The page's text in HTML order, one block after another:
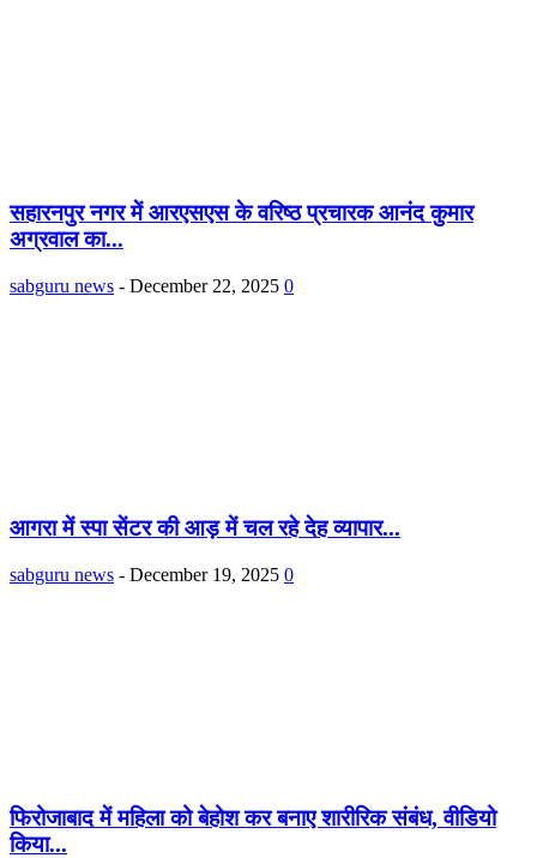
सहारनपुर नगर में आरएसएस के वरिष्ठ प्रचारक आनंद कुमार
अग्रवाल का...
sabguru news - December 22, 2025 0
आगरा में स्पा सेंटर की आड़ में चल रहे देह व्यापार...
sabguru news - December 19, 2025 0
फिरोजाबाद में महिला को बेहोश कर बनाए शारीरिक संबंध, वीडियो
किया...